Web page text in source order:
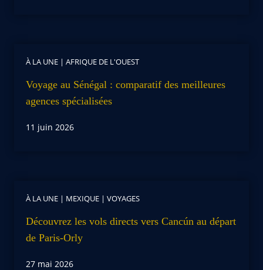
À LA UNE | AFRIQUE DE L'OUEST
Voyage au Sénégal : comparatif des meilleures
agences spécialisées
11 juin 2026
À LA UNE | MEXIQUE | VOYAGES
Découvrez les vols directs vers Cancún au départ
de Paris-Orly
27 mai 2026